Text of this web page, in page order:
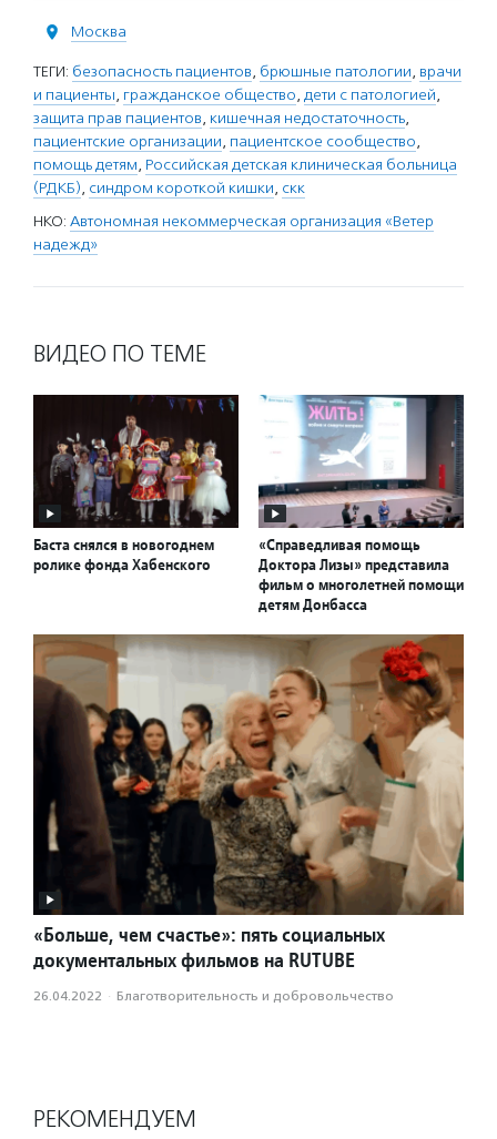
Москва
ТЕГИ: безопасность пациентов, брюшные патологии, врачи
и пациенты, гражданское общество, дети с патологией,
защита прав пациентов, кишечная недостаточность,
пациентские организации, пациентское сообщество,
помощь детям, Российская детская клиническая больница
(РДКБ), синдром короткой кишки, скк
НКО: Автономная некоммерческая организация «Ветер
надежд»
ВИДЕО ПО ТЕМЕ
Баста снялся в новогоднем
ролике фонда Хабенского
«Справедливая помощь
Доктора Лизы» представила
фильм о многолетней помощи
детям Донбасса
«Больше, чем счастье»: пять социальных
документальных фильмов на RUTUBE
26.04.2022 · Благотвори­тель­ность и доброволь­чест­во
РЕКОМЕНДУЕМ